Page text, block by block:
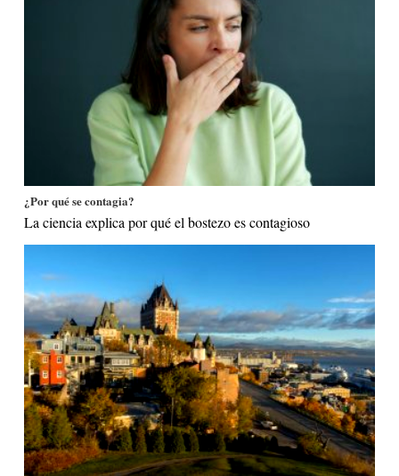
¿Por qué se contagia?
La ciencia explica por qué el bostezo es contagioso